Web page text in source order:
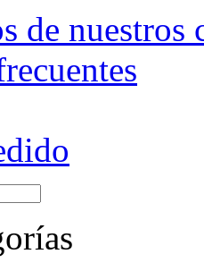
de nuestros